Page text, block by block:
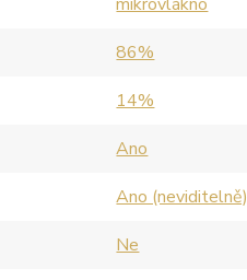
86%
14%
Ano
Ano (neviditelně)
Ne